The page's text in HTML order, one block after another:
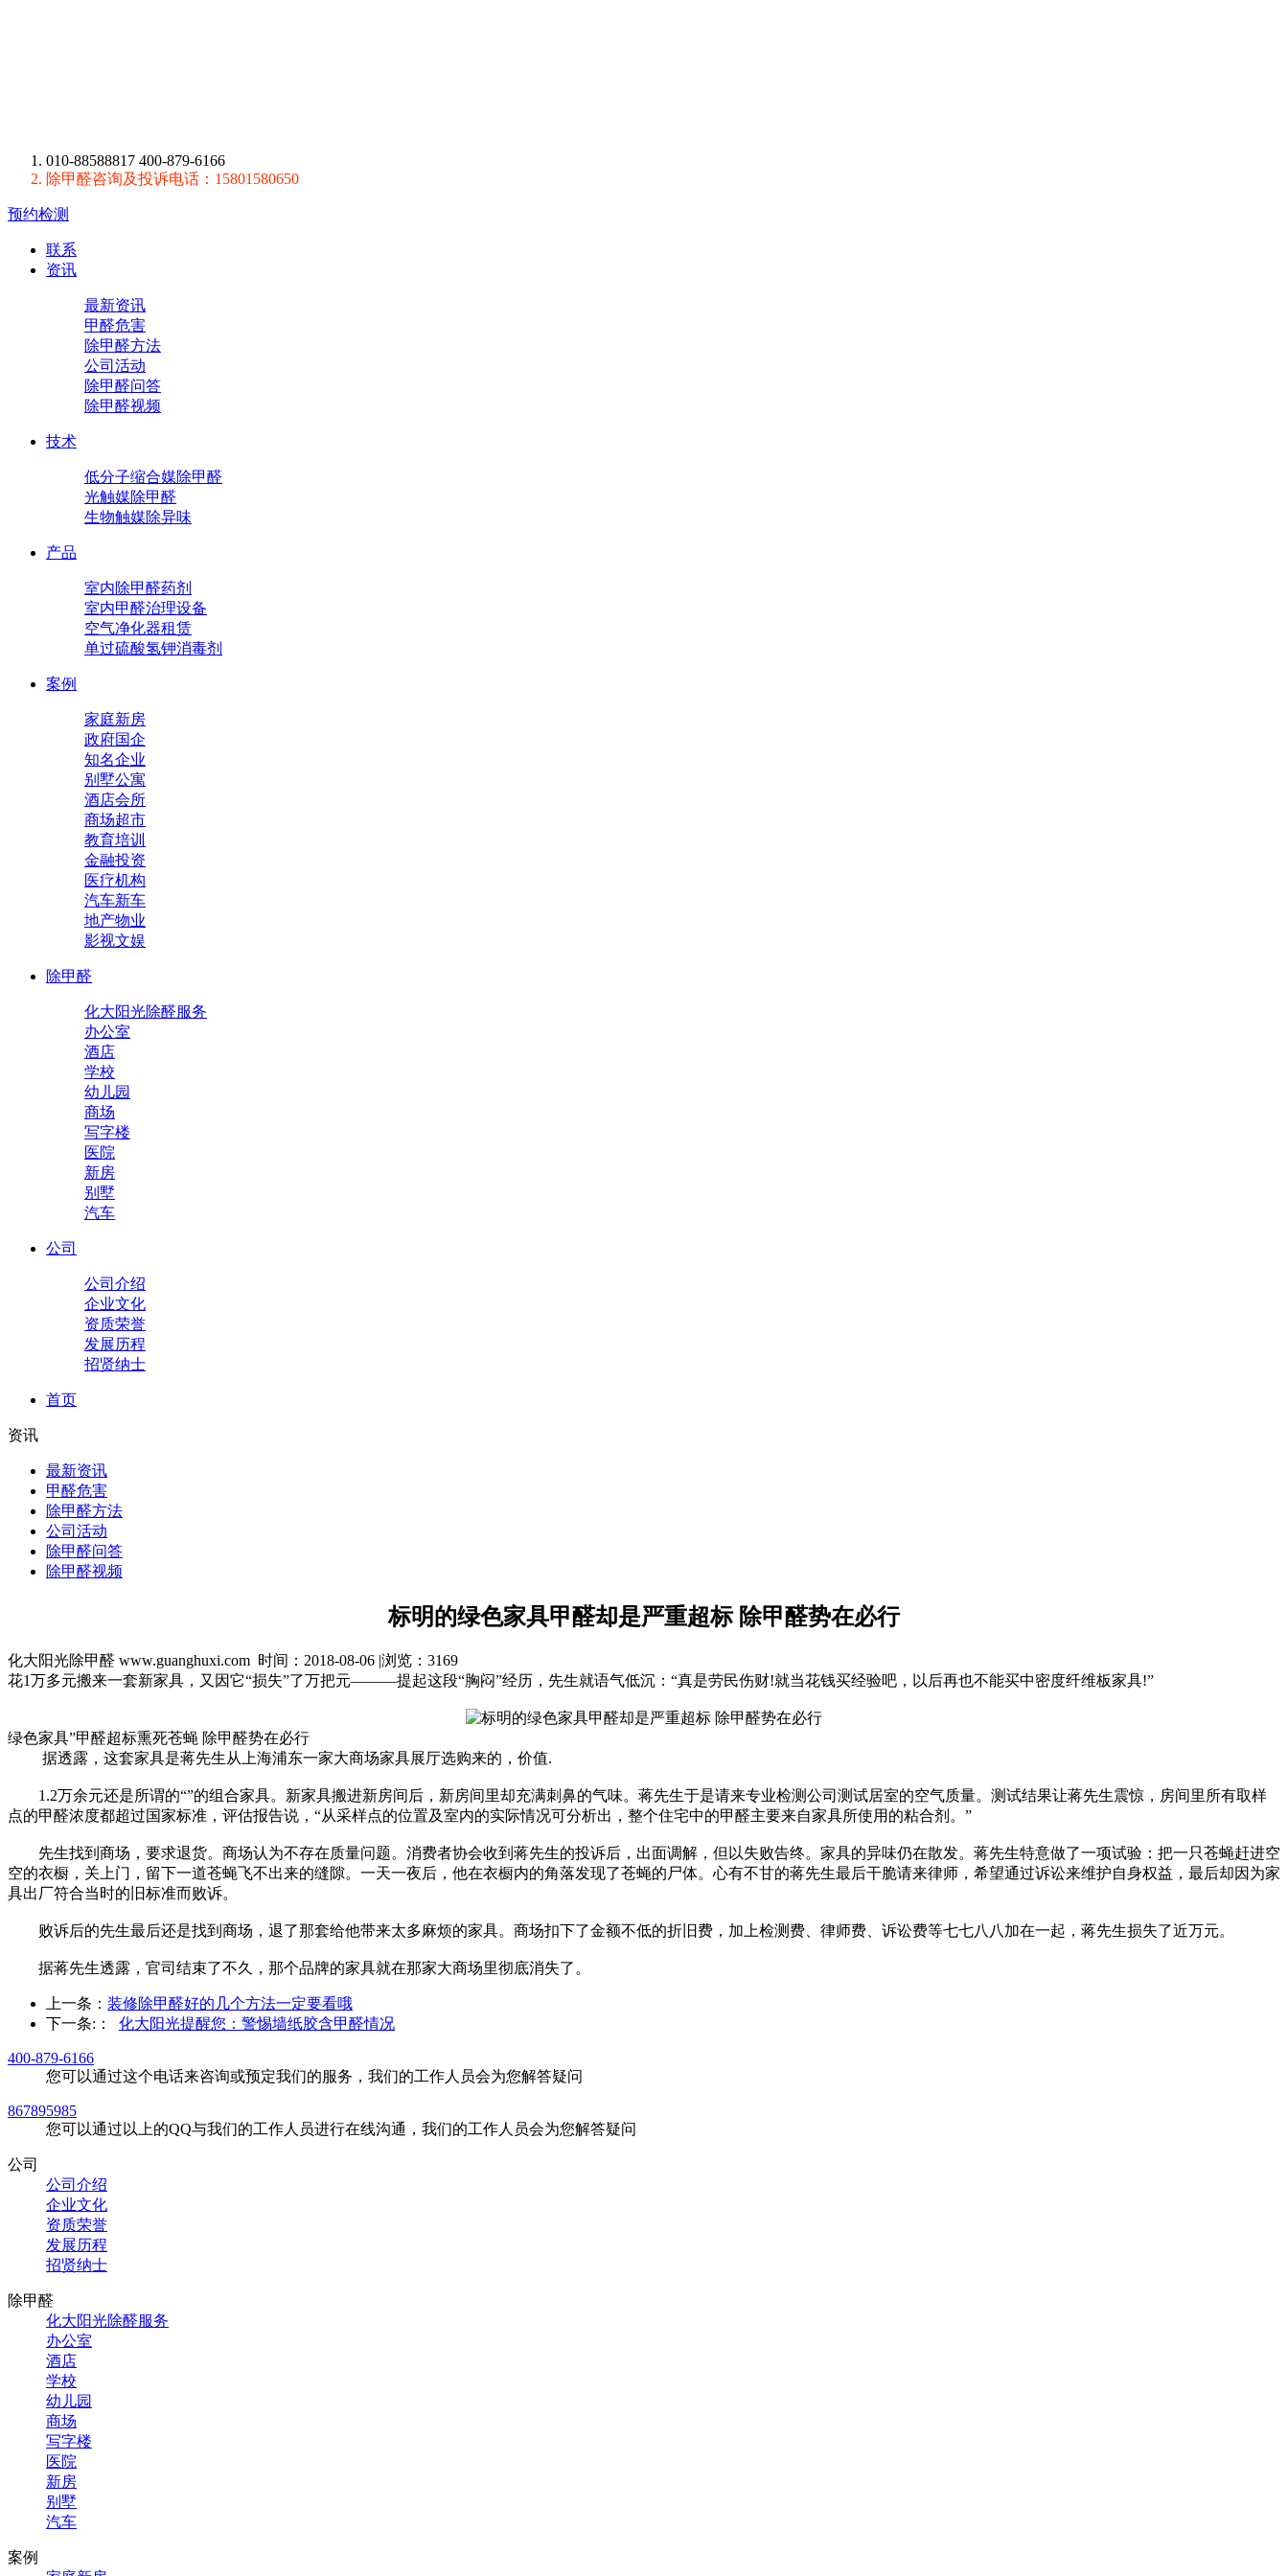
010-88588817 400-879-6166
除甲醛咨询及投诉电话：15801580650
预约检测
联系
资讯
最新资讯
甲醛危害
除甲醛方法
公司活动
除甲醛问答
除甲醛视频
技术
低分子缩合媒除甲醛
光触媒除甲醛
生物触媒除异味
产品
室内除甲醛药剂
室内甲醛治理设备
空气净化器租赁
单过硫酸氢钾消毒剂
案例
家庭新房
政府国企
知名企业
别墅公寓
酒店会所
商场超市
教育培训
金融投资
医疗机构
汽车新车
地产物业
影视文娱
除甲醛
化大阳光除醛服务
办公室
酒店
学校
幼儿园
商场
写字楼
医院
新房
别墅
汽车
公司
公司介绍
企业文化
资质荣誉
发展历程
招贤纳士
首页
资讯
最新资讯
甲醛危害
除甲醛方法
公司活动
除甲醛问答
除甲醛视频
标明的绿色家具甲醛却是严重超标 除甲醛势在必行
化大阳光除甲醛 www.guanghuxi.com 时间：2018-08-06 |浏览：3169
花1万多元搬来一套新家具，又因它“损失”了万把元———提起这段“胸闷”经历，先生就语气低沉：“真是劳民伤财!就当花钱买经验吧，以后再也不能买中密度纤维板家具!”
绿色家具”甲醛超标熏死苍蝇 除甲醛势在必行
据透露，这套家具是蒋先生从上海浦东一家大商场家具展厅选购来的，价值.
1.2万余元还是所谓的“”的组合家具。新家具搬进新房间后，新房间里却充满刺鼻的气味。蒋先生于是请来专业检测公司测试居室的空气质量。测试结果让蒋先生震惊，房间里所有取样
点的甲醛浓度都超过国家标准，评估报告说，“从采样点的位置及室内的实际情况可分析出，整个住宅中的甲醛主要来自家具所使用的粘合剂。”
先生找到商场，要求退货。商场认为不存在质量问题。消费者协会收到蒋先生的投诉后，出面调解，但以失败告终。家具的异味仍在散发。蒋先生特意做了一项试验：把一只苍蝇赶进空
空的衣橱，关上门，留下一道苍蝇飞不出来的缝隙。一天一夜后，他在衣橱内的角落发现了苍蝇的尸体。心有不甘的蒋先生最后干脆请来律师，希望通过诉讼来维护自身权益，最后却因为家
具出厂符合当时的旧标准而败诉。
败诉后的先生最后还是找到商场，退了那套给他带来太多麻烦的家具。商场扣下了金额不低的折旧费，加上检测费、律师费、诉讼费等七七八八加在一起，蒋先生损失了近万元。
据蒋先生透露，官司结束了不久，那个品牌的家具就在那家大商场里彻底消失了。
上一条： 装修除甲醛好的几个方法一定要看哦
下一条: ： 化大阳光提醒您：警惕墙纸胶含甲醛情况
400-879-6166
您可以通过这个电话来咨询或预定我们的服务，我们的工作人员会为您解答疑问
867895985
您可以通过以上的QQ与我们的工作人员进行在线沟通，我们的工作人员会为您解答疑问
公司
公司介绍
企业文化
资质荣誉
发展历程
招贤纳士
除甲醛
化大阳光除醛服务
办公室
酒店
学校
幼儿园
商场
写字楼
医院
新房
别墅
汽车
案例